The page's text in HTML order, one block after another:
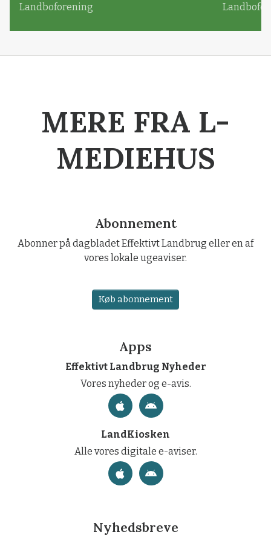
Landboforening
MERE FRA L-
MEDIEHUS
Abonnement
Abonner på dagbladet Effektivt Landbrug eller en af
vores lokale ugeaviser.
Køb abonnement
Apps
Effektivt Landbrug Nyheder
Vores nyheder og e-avis.
LandKiosken
Alle vores digitale e-aviser.
Nyhedsbreve